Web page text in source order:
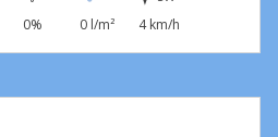
0% 0 l/m²
4 km/h